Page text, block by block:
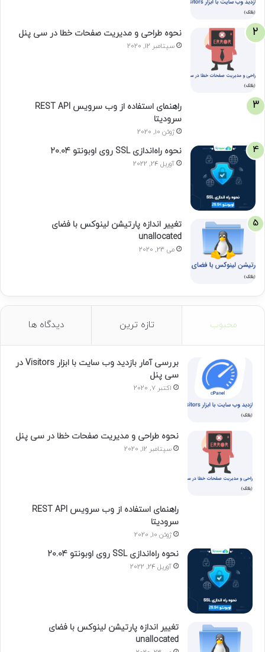
نحوه طراحی و مدیریت صفحات خطا در سی پنل
سپتامبر 12, 2020
راهنمای استفاده از وب سرویس REST API
سرودیتا
ژوئن 10, 2020
نحوه راه‌اندازی SSL روی اوبونتو 20.04
آوریل 24, 2022
تغییر اندازه پارتیشن لینوکس با فضای
unallocated
می 23, 2020
محبوب تازه ترین دیدگاه ها
بررسی آمار بازدید وب سایت با ابزار Visitors در
سی پنل
اکتبر 7, 2020
نحوه طراحی و مدیریت صفحات خطا در سی پنل
سپتامبر 12, 2020
راهنمای استفاده از وب سرویس REST API
سرودیتا
ژوئن 10, 2020
نحوه راه‌اندازی SSL روی اوبونتو 20.04
آوریل 24, 2022
تغییر اندازه پارتیشن لینوکس با فضای
unallocated